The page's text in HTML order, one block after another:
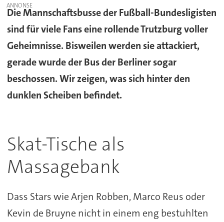
Die Mannschaftsbusse der Fußball-Bundesligisten
sind für viele Fans eine rollende Trutzburg voller
Geheimnisse. Bisweilen werden sie attackiert,
gerade wurde der Bus der Berliner sogar
beschossen. Wir zeigen, was sich hinter den
dunklen Scheiben befindet.
Skat-Tische als
Massagebank
Dass Stars wie Arjen Robben, Marco Reus oder
Kevin de Bruyne nicht in einem eng bestuhlten